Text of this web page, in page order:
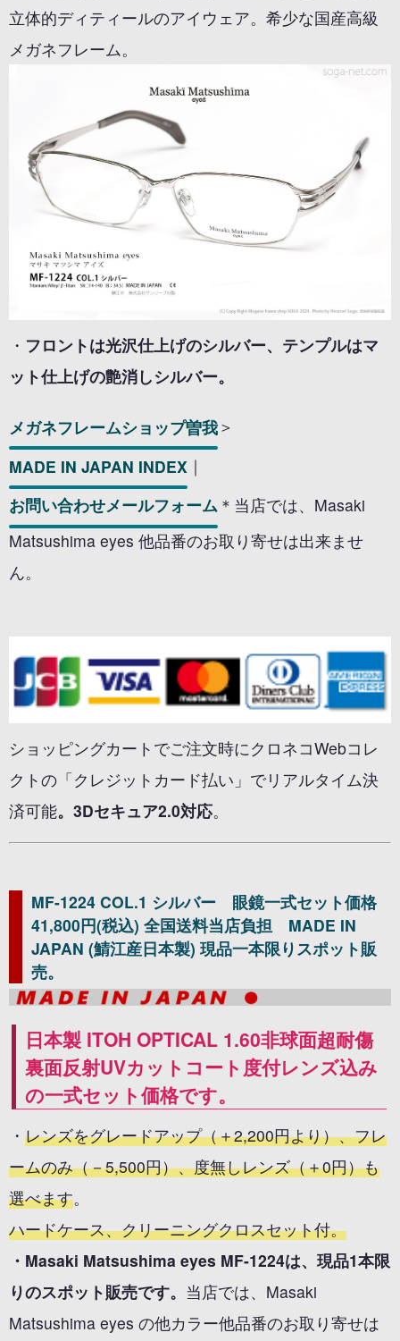
立体的ディティールのアイウェア。希少な国産高級
メガネフレーム。
・ フロントは光沢仕上げのシルバー、テンプルはマ
ット仕上げの艶消しシルバー。
メガネフレームショップ曽我＞
MADE IN JAPAN INDEX ｜
お問い合わせメールフォーム ＊当店では、Masaki
Matsushima eyes 他品番のお取り寄せは出来ませ
ん。
ショッピングカートでご注文時にクロネコWebコレ
クトの「クレジットカード払い」でリアルタイム決
済可能。3Dセキュア2.0対応。
MF-1224 COL.1 シルバー 眼鏡一式セット価格
41,800円(税込) 全国送料当店負担 MADE IN
JAPAN (鯖江産日本製) 現品一本限りスポット販
売。
日本製 ITOH OPTICAL 1.60非球面超耐傷
裏面反射UVカットコート度付レンズ込み
の一式セット価格です。
・ レンズをグレードアップ（＋2,200円より）、フレ
ームのみ（－5,500円）、度無しレンズ（＋0円）も
選べます。
ハードケース、クリーニングクロスセット付。
・Masaki Matsushima eyes MF-1224は、現品1本限
りのスポット販売です。 当店では、Masaki
Matsushima eyes の他カラー他品番のお取り寄せは